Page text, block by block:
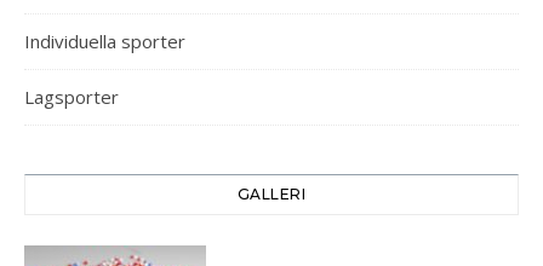
Individuella sporter
Lagsporter
GALLERI